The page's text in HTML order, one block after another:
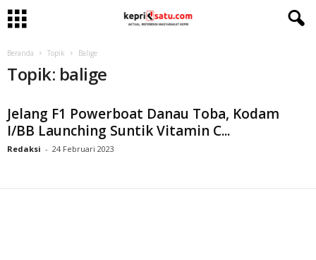
Beranda Topik Balige
Topik: balige
Jelang F1 Powerboat Danau Toba, Kodam
I/BB Launching Suntik Vitamin C...
Redaksi - 24 Februari 2023